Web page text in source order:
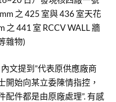
之 425 室與 436 室天花
之 441 室 RCCV WALL 牆
雜物)
文提到”代表原供應廠商
開始向某立委陳情指控，
配件都是由原廠處理”. 有感